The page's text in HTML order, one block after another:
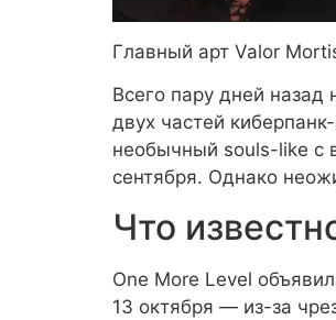
Главный арт Valor
Всего пару дней назад
двух частей
необычный souls-like с
сентября. Однако
Что
One More Level
13 октября — из-за